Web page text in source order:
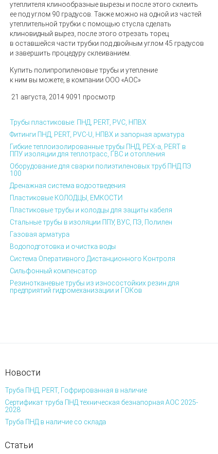
утеплителя клинообразные вырезы и после этого склеить
ее под углом 90 градусов. Также можно на одной из частей
утеплительной трубки с помощью стусла сделать
клиновидный вырез, после этого отрезать торец
в оставшейся части трубки под двойным углом 45 градусов
и завершить процедуру склеиванием.
Купить полипропиленовые трубы и утепление
к ним вы можете, в компании ООО «АОС»
21 августа, 2014 9091 просмотр
Трубы пластиковые: ПНД, PERT, PVC, НПВХ
Фитинги ПНД, PERT, PVC-U, НПВХ и запорная арматура
Гибкие теплоизолированные трубы ПНД, PEX-а, PERT в
ППУ изоляции для теплотрасс, ГВС и отопления
Оборудование для сварки полиэтиленовых труб ПНД ПЭ
100
Дренажная система водоотведения
Пластиковые КОЛОДЦЫ, ЕМКОСТИ
Пластиковые трубы и колодцы для защиты кабеля
Стальные трубы в изоляции ППУ, ВУС, ПЭ, Полилен
Газовая арматура
Водоподготовка и очистка воды
Система Оперативного Дистанционного Контроля
Сильфонный компенсатор
Резинотканевые трубы из износостойких резин для
предприятий гидромеханизации и ГОКов
Новости
Труба ПНД, PERT, Гофрированная в наличие
Сертификат труба ПНД техническая безнапорная АОС 2025-
2028
Труба ПНД в наличие со склада
Статьи